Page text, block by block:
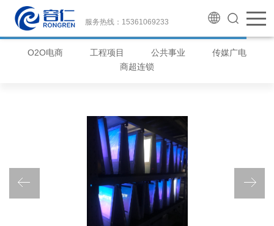
服务热线：15361069233
O2O电商 工程项目 公共事业
传媒广电
商超连锁